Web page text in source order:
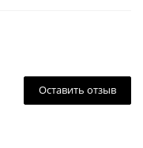
Оставить отзыв